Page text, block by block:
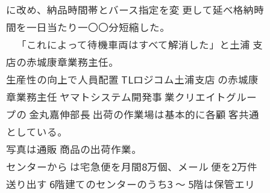
に改め、納品時間帯とバース指定を変 更して延べ格納時
間を一日当たり一〇〇分短縮した。
「これによって待機車両はすべて解消した」と土浦 支
店の赤城康章業務主任。
生産性の向上で人員配置 TLロジコム土浦支店 の赤城康
章業務主任 ヤマトシステム開発事 業クリエイトグルー
プの 金丸嘉伸部長 出荷の作業場は基本的に各顧 客共通
としている。
写真は通販 商品の出荷作業。
センターから は宅急便を月間8万個、メール 便を2万件
送り出す 6階建てのセンターのうち3 〜 5階は保管エリ